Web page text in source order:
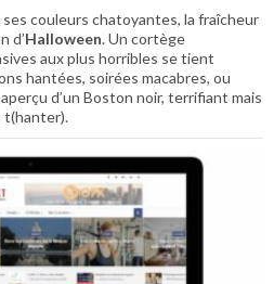
couleurs chatoyantes, la fraîcheur
d’Halloween. Un cortège
aux plus horribles se tient
hantées, soirées macabres, ou
d’un Boston noir, terrifiant mais
t(hanter).